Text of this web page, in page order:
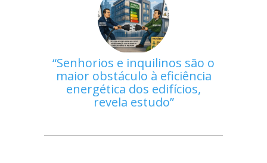
Senhorios e inquilinos são o
maior obstáculo à eficiência
energética dos edifícios,
revela estudo